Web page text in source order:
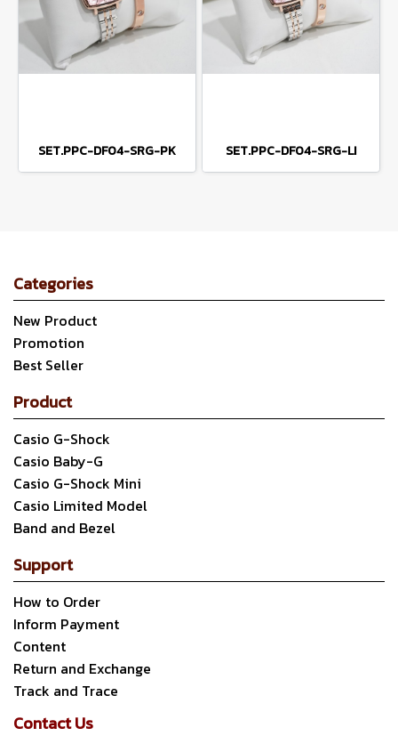
SET.PPC-DF04-SRG-PK SET.PPC-DF04-SRG-LI
Categories
New Product
Promotion
Best Seller
Product
Casio G-Shock
Casio Baby-G
Casio G-Shock Mini
Casio Limited Model
Band and Bezel
Support
How to Order
Inform Payment
Content
Return and Exchange
Track and Trace
Contact Us